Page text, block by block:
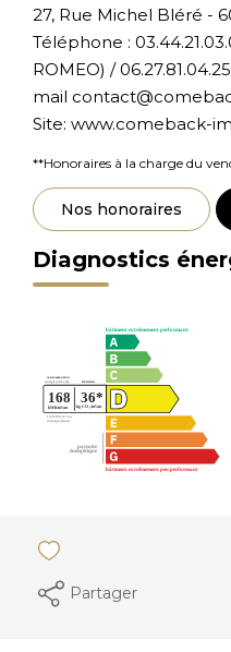
27, Rue Michel Bléré -
Téléphone :
ROMEO) /
mail
Site: www.comeback-
**Honoraires à la charge du
Nos honoraires
Diagnostics
Partager